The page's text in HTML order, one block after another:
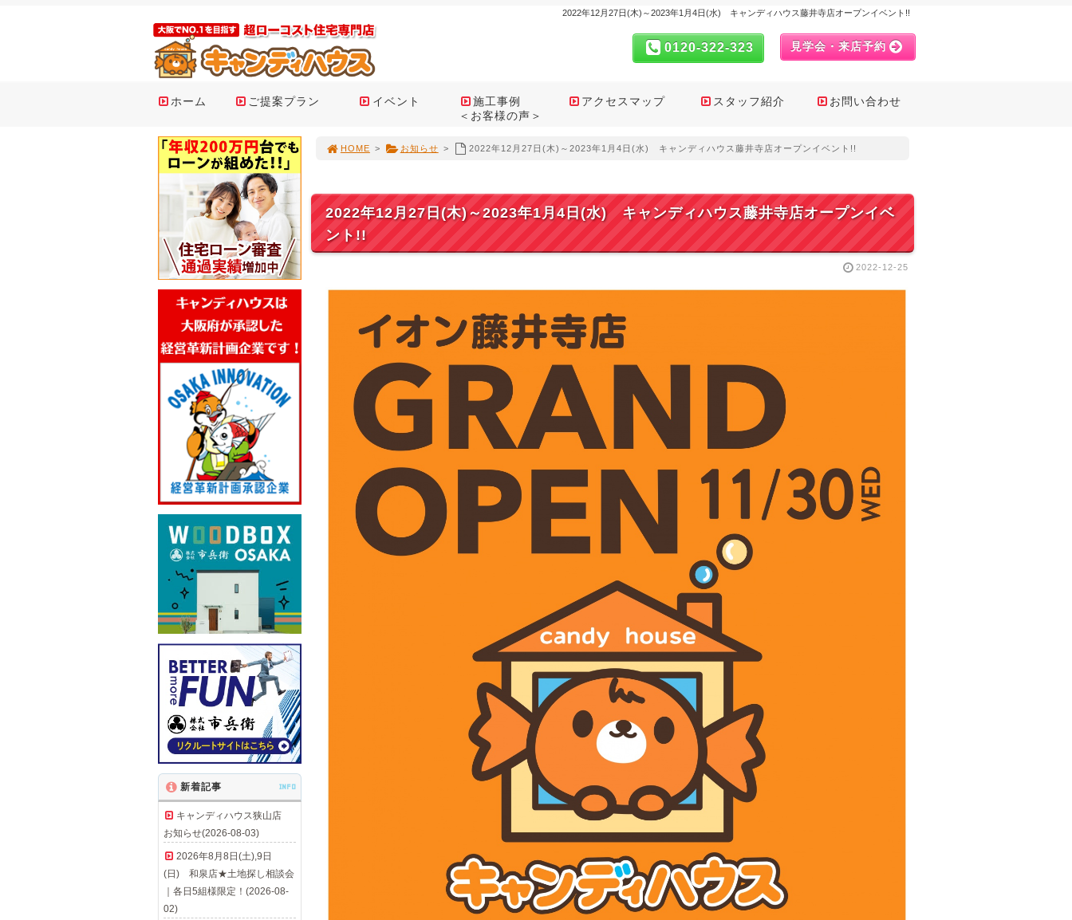
2022年12月27日(木)～2023年1月4日(水) キャンディハウス藤井寺店オープンイベント!!
見学会・来店予約
0120-322-323
ホーム ご提案プラン イベント
施工事例
＜お客様の声＞
アクセスマップ スタッフ紹介 お問い合わせ
HOME > お知らせ > 2022年12月27日(木)～2023年1月4日(水) キャンディハウス藤井寺店オープンイベント!!
2022年12月27日(木)～2023年1月4日(水) キャンディハウス藤井寺店オープンイベ
ント!!
2022-12-25
新着記事 INFO
キャンディハウス狭山店
お知らせ(2026-08-03)
2026年8月8日(土),9日
(日) 和泉店★土地探し相談会
｜各日5組様限定！(2026-08-
02)